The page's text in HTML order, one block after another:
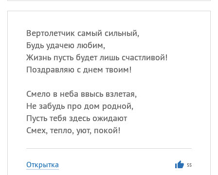
Вертолетчик самый сильный,
Будь удачею любим,
Жизнь пусть будет лишь счастливой!
Поздравляю с днем твоим!
Смело в неба ввысь взлетая,
Не забудь про дом родной,
Пусть тебя здесь ожидают
Смех, тепло, уют, покой!
Открытка 55